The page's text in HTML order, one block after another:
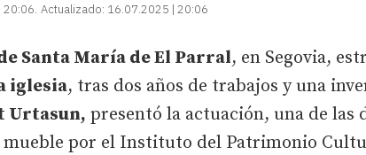
20:06 Actualizado: 16.07.2025 | 20:06
Santa María de El Parral, en Segovia,
iglesia, tras dos años de trabajos y una
Urtasun, presentó la actuación, una de las
mueble por el Instituto del Patrimonio